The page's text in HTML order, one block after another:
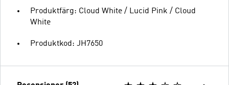
Produktfärg: Cloud White / Lucid Pink / Cloud
White
Produktkod: JH7650